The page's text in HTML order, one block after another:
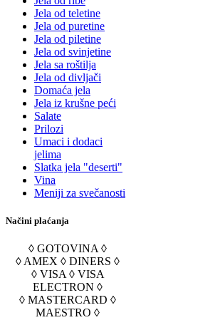
Jela od teletine
Jela od puretine
Jela od piletine
Jela od svinjetine
Jela sa roštilja
Jela od divljači
Domaća jela
Jela iz krušne peći
Salate
Prilozi
Umaci i dodaci
jelima
Slatka jela "deserti"
Vina
Meniji za svečanosti
Načini plaćanja
◊ GOTOVINA ◊
◊ AMEX ◊ DINERS ◊
◊ VISA ◊ VISA
ELECTRON ◊
◊ MASTERCARD ◊
MAESTRO ◊